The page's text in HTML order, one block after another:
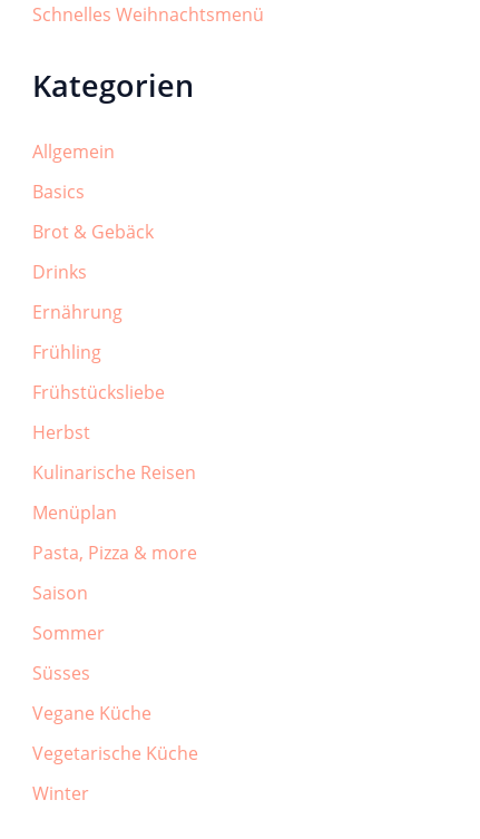
Schnelles Weihnachtsmenü
Kategorien
Allgemein
Basics
Brot & Gebäck
Drinks
Ernährung
Frühling
Frühstücksliebe
Herbst
Kulinarische Reisen
Menüplan
Pasta, Pizza & more
Saison
Sommer
Süsses
Vegane Küche
Vegetarische Küche
Winter